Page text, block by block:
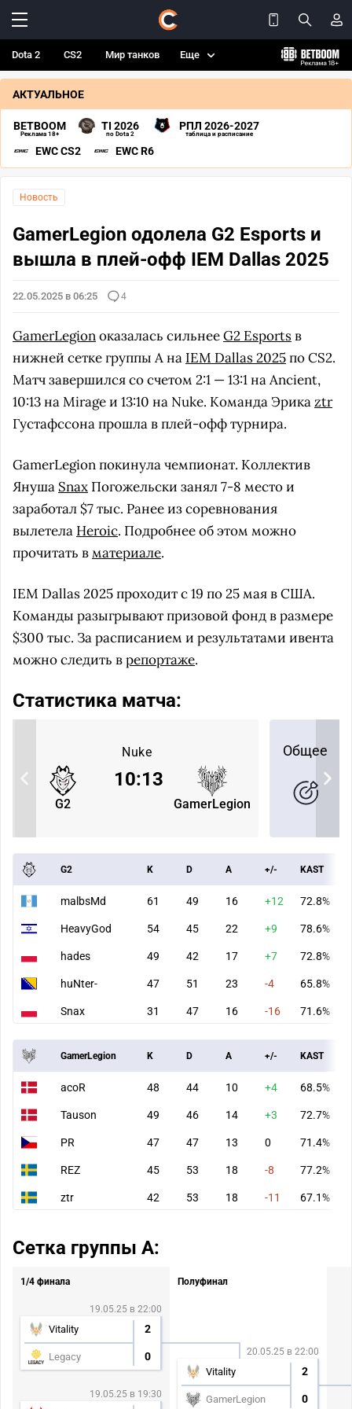
Dota 2 CS2 Мир танков Еще
АКТУАЛЬНОЕ
BETBOOM
Реклама 18+
TI 2026
по Dota 2
РПЛ 2026-2027
таблица и расписание
EWC CS2 EWC R6
Новость
GamerLegion одолела G2 Esports и
вышла в плей-офф IEM Dallas 2025
22.05.2025 в 06:25 4
GamerLegionоказалась сильнееG2 Esportsв
нижней сетке группы А на IEM Dallas 2025по CS2.
Матч завершился со счетом 2:1 — 13:1 на Ancient,
10:13 на Mirage и 13:10 на Nuke. Команда Эрикаztr
Густафссона прошла в плей-офф турнира.
GamerLegion покинула чемпионат. Коллектив
Януша Snax Погожельски занял 7-8 место и
заработал $7 тыс. Ранее из соревнования
вылетела Heroic. Подробнее об этом можно
прочитать вматериале.
IEM Dallas 2025 проходит с 19 по 25 мая в США.
Команды разыгрывают призовой фонд в размере
$300 тыс. За расписанием и результатами ивента
можно следить врепортаже.
Статистика матча:
Nuke
G2 GamerLegion
10:13
Общее
G2 K D A +/- KAST
malbsMd 61 49 16 +12 72.8%
HeavyGod 54 45 22 +9 78.6%
hades 49 42 17 +7 72.8%
huNter- 47 51 23 -4 65.8%
Snax 31 47 16 -16 71.6%
GamerLegion K D A +/- KAST
acoR 48 44 10 +4 68.5%
Tauson 49 46 14 +3 72.7%
PR 47 47 13 0 71.4%
REZ 45 53 18 -8 77.2%
ztr 42 53 18 -11 67.1%
Сетка группы А:
1/4 финала
19.05.25 в 22:00
Vitality 2
Legacy 0
19.05.25 в 19:30
Полуфинал
20.05.25 в 22:00
Vitality 2
GamerLegion 0